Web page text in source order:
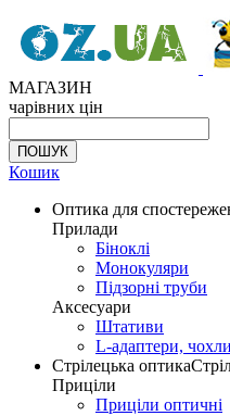
МАГАЗИН
чарівних цін
Кошик
Оптика для
Прилади
Біноклі
Монокуляри
Підзорні труби
Аксесуари
Штативи
L-адаптери,
Стрілецька оптика
Приціли
Приціли оптичні